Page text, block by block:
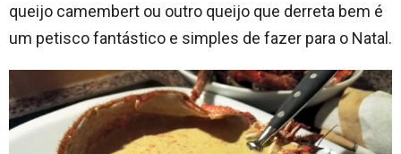
queijo camembert ou outro queijo que derreta bem é
um petisco fantástico e simples de fazer para o Natal.